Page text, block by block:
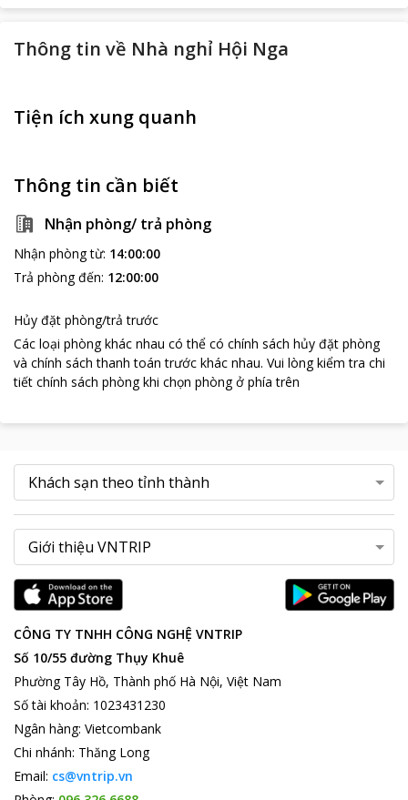
Thông tin về Nhà nghỉ Hội Nga
Tiện ích xung quanh
Thông tin cần biết
Nhận phòng/ trả phòng
Nhận phòng từ: 14:00:00
Trả phòng đến: 12:00:00
Hủy đặt phòng/trả trước
Các loại phòng khác nhau có thể có chính sách hủy đặt phòng
và chính sách thanh toán trước khác nhau. Vui lòng kiểm tra chi
tiết chính sách phòng khi chọn phòng ở phía trên
CÔNG TY TNHH CÔNG NGHỆ VNTRIP
Số 10/55 đường Thụy Khuê
Phường Tây Hồ, Thành phố Hà Nội, Việt Nam
Số tài khoản: 1023431230
Ngân hàng: Vietcombank
Chi nhánh: Thăng Long
Email: cs@vntrip.vn